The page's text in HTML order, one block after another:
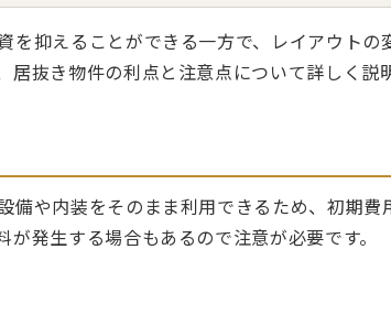
を抑えることができる一方で、レイアウトの
居抜き物件の利点と注意点について詳しく説
備や内装をそのまま利用できるため、初期費
が発生する場合もあるので注意が必要です。